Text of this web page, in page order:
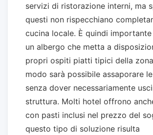
servizi di ristorazione interni, ma
questi non rispecchiano
cucina locale. È quindi
un albergo che metta a
propri ospiti piatti tipici della
modo sarà possibile assaporare
senza dover necessariamente
struttura. Molti hotel offrono
con pasti inclusi nel prezzo del
questo tipo di soluzione risulta